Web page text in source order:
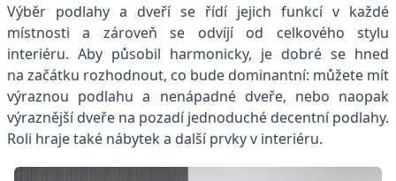
Výběr podlahy a dveří se řídí jejich funkcí v každé
místnosti a zároveň se odvíjí od celkového stylu
interiéru. Aby působil harmonicky, je dobré se hned
na začátku rozhodnout, co bude dominantní: můžete mít
výraznou podlahu a nenápadné dveře, nebo naopak
výraznější dveře na pozadí jednoduché decentní podlahy.
Roli hraje také nábytek a další prvky v interiéru.